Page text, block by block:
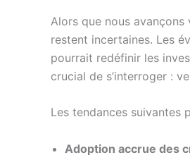
Alors que nous
restent incertaines. Les
pourrait redéfinir les
crucial de s’interroger :
Les tendances suivantes
Adoption accrue des